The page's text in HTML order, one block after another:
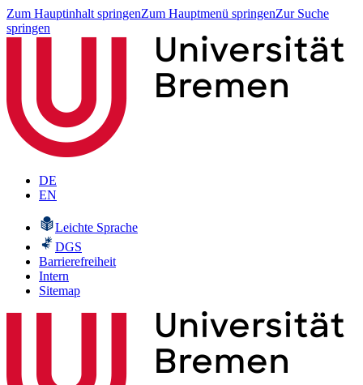
Zum Hauptinhalt springenZum Hauptmenü springenZur Suche
springen
DE
EN
Leichte Sprache
DGS
Barrierefreiheit
Intern
Sitemap